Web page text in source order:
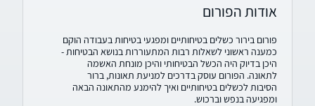
אודות הפורום
פורום בירור כשלים בטיחותיים ומפגעי בטיחות בעבודה הוקם
כמענה ראשוני לשאלות רבות המתעוררות בנושא הבטיחות -
היכן בדיוק היה הכשל הבטיחותי והיכן מונחת האשמה
לתאונה. הפורום עוסק בדרכים למניעת תאונות, ברור
הסיבות לכשלים בטיחותיים ואיך להימנע מהתאונה הבאה
ומפגיעה בנפש וברכוש.